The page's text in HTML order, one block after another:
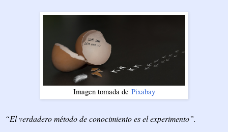
Imagen tomada de Pixabay
“El verdadero método de conocimiento es el experimento”.